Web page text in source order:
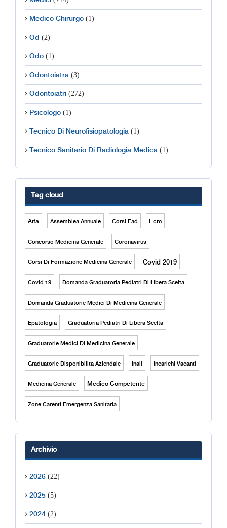
Medico Chirurgo (1)
Od (2)
Odo (1)
Odontoiatra (3)
Odontoiatri (272)
Psicologo (1)
Tecnico Di Neurofisiopatologia (1)
Tecnico Sanitario Di Radiologia Medica (1)
Tag cloud
Aifa Assemblea Annuale Corsi Fad Ecm
Concorso Medicina Generale Coronavirus
Corsi Di Formazione Medicina Generale Covid 2019
Covid 19 Domanda Graduatoria Pediatri Di Libera Scelta
Domanda Graduatorie Medici Di Medicina Generale
Epatologia Graduatoria Pediatri Di Libera Scelta
Graduatorie Medici Di Medicina Generale
Graduatorie Disponibilita Aziendale Inail Incarichi Vacanti
Medicina Generale Medico Competente
Zone Carenti Emergenza Sanitaria
Archivio
2026 (22)
2025 (5)
2024 (2)